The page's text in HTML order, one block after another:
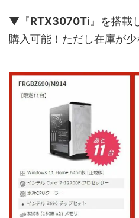
▼『RTX3070Ti 』を搭載
購入可能！ただし在庫が少